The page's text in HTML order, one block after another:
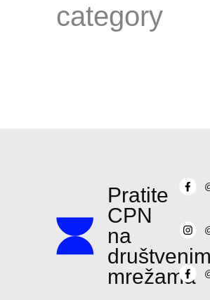
category
Pratite
CPN
na
društvenim
mrežama